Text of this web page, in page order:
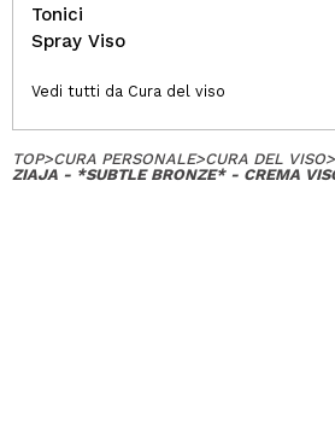
Tonici
Spray Viso
Vedi tutti da Cura del viso
TOP>CURA PERSONALE>CURA DEL VISO>
ZIAJA - *SUBTLE BRONZE* - CREMA